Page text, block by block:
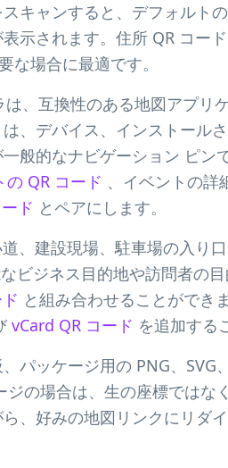
キャンすると、デフォルト
示されます。住所 QR コー
な場合に最適です。
、互換性のある地図アプリ
、デバイス、インストール
般的なナビゲーション ピン
の QR コード 、イベントの詳
ド とペアにします。
、建設現場、駐車場の入り
ビジネス目的地や訪問者の
と組み合わせることができ
vCard QR コード を追加する
パッケージ用の PNG、SVG
の場合は、生の座標ではなく
、好みの地図リンクにリダイ